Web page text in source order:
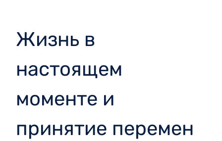
Жизнь в
настоящем
моменте и
принятие перемен